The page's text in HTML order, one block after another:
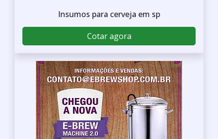
Insumos para cerveja em sp
Cotar agora